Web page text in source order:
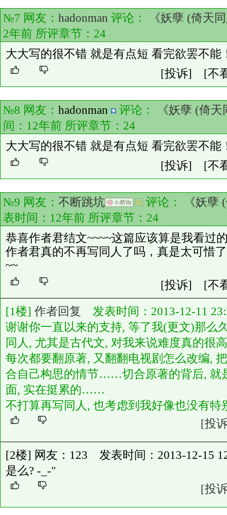
№7 网友： hadonman 评论：
《妖孽 (倚天
2年前 所评章节： 24
大大写的很不错 就是有点短 看完欲罢不能
[投诉]
[不
№8 网友： hadonman 评论：
《妖孽 (倚
间：12年前 所评章节： 24
大大写的很不错 就是有点短 看完欲罢不能
[投诉]
[不
№9 网友： 不断跳坑 评论：
《妖孽
表时间：12年前 所评章节： 24
恭喜作者君结文~~~~这篇应该算是我看过
作者君真的不再写同人了吗，真是太可惜
~~
[投诉]
[不
[1楼] 作者回复
发表时间：2013-12-11
谢谢你一直以来的支持, 等了我(更文)那
同人, 尤其是古代文, 对我来说难度真的很
每次都要翻原著, 又翻翻电视剧怎么改编,
合自己构思的情节……切合原著的背后, 就
面, 实在挺累的……
不打算再写同人, 也考虑到我好像也没有特
[投
[2楼] 网友：123 发表时间：2013-12-15
是么? -_-"
[投